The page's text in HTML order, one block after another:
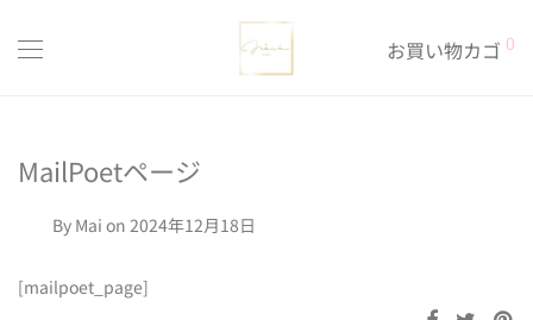
お買い物カゴ 0
MailPoetページ
By Mai on 2024年12月18日
[mailpoet_page]